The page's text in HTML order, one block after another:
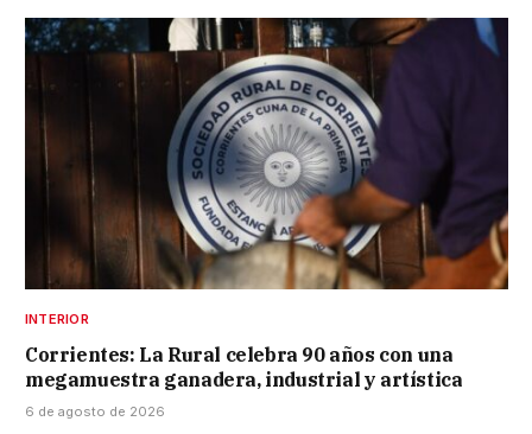
INTERIOR
Corrientes: La Rural celebra 90 años con una
megamuestra ganadera, industrial y artística
6 de agosto de 2026